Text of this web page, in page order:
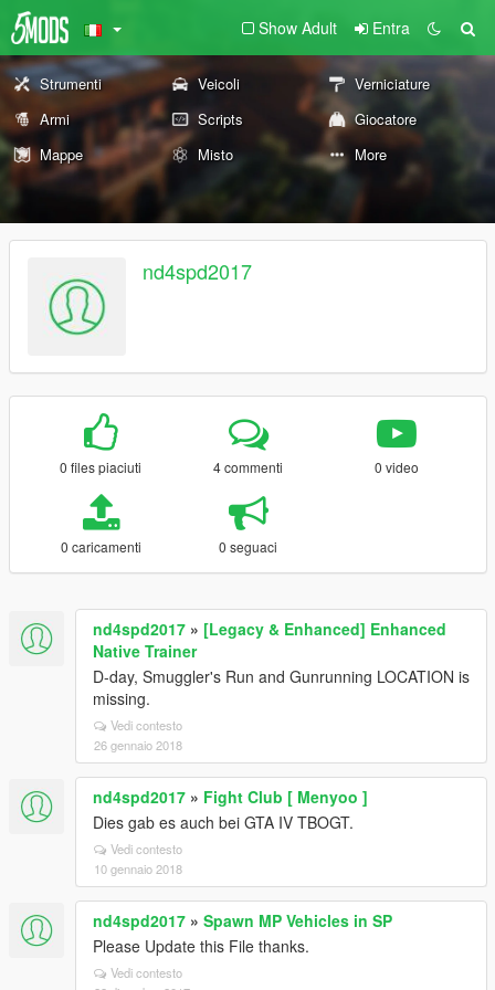
Show Adult Entra
Strumenti Veicoli
Verniciature
Armi
Scripts
Giocatore
Mappe
Misto More
nd4spd2017
0 files piaciuti 4 commenti 0 video
0 caricamenti 0 seguaci
nd4spd2017 » [Legacy & Enhanced] Enhanced
Native Trainer
D-day, Smuggler's Run and Gunrunning LOCATION is
missing.
Vedi contesto
26 gennaio 2018
nd4spd2017 » Fight Club [ Menyoo ]
Dies gab es auch bei GTA IV TBOGT.
Vedi contesto
10 gennaio 2018
nd4spd2017 » Spawn MP Vehicles in SP
Please Update this File thanks.
Vedi contesto